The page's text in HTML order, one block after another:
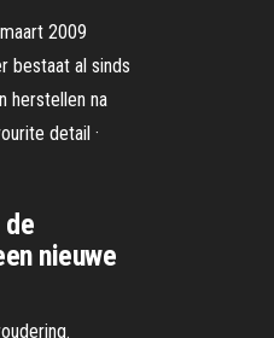
2009
bestaat al sinds
herstellen na
detail ·
nieuwe